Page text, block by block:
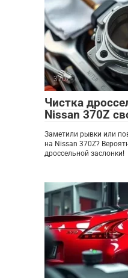
370Z
Чистка
Nissan 370Z
Заметили рывки или
на Nissan 370Z?
дроссельной заслонки!